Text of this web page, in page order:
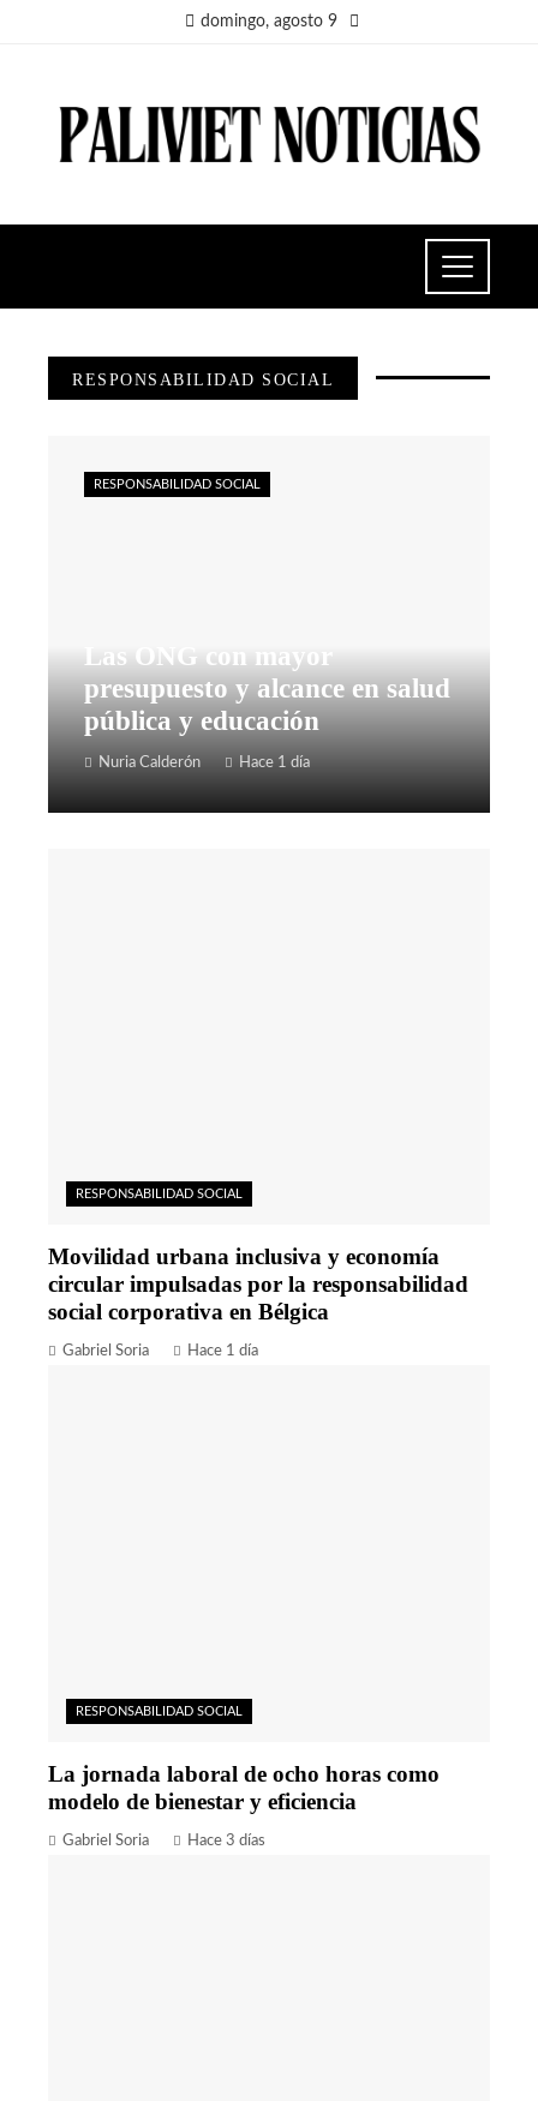
domingo, agosto 9
RESPONSABILIDAD SOCIAL
Las ONG con mayor
presupuesto y alcance en salud
pública y educación
Nuria Calderón Hace 1 día
RESPONSABILIDAD SOCIAL
RESPONSABILIDAD SOCIAL
Movilidad urbana inclusiva y economía
circular impulsadas por la responsabilidad
social corporativa en Bélgica
Gabriel Soria Hace 1 día
RESPONSABILIDAD SOCIAL
La jornada laboral de ocho horas como
modelo de bienestar y eficiencia
Gabriel Soria Hace 3 días